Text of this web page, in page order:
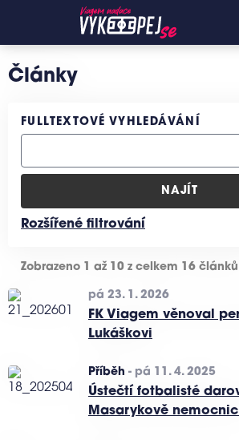
Vykopej se
Články
FULLTEXTOVÉ VYHLEDÁVÁNÍ
NAJÍT
Rozšířené filtrování
Zobrazeno 1 až 10 z celkem 16
pá 23. 1. 2026
FK Viagem věnoval
Lukáškovi
Příběh - pá 11. 4. 2025
Ústečtí fotbalisté
Masarykově